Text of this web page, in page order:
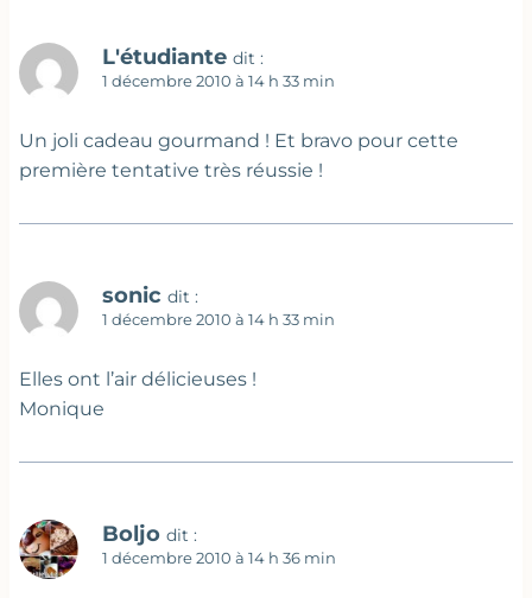
L'étudiante dit :
1 décembre 2010 à 14 h 33 min
Un joli cadeau gourmand ! Et bravo pour cette
première tentative très réussie !
sonic dit :
1 décembre 2010 à 14 h 33 min
Elles ont l’air délicieuses !
Monique
Boljo dit :
1 décembre 2010 à 14 h 36 min